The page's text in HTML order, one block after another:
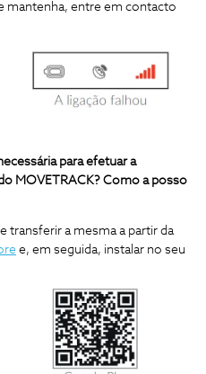
mantenha, entre em contacto
para efetuar a
MOVETRACK? Como a posso
transferir a mesma a partir da
e, em seguida, instalar no seu